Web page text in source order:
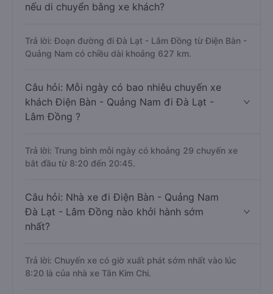
nếu di chuyển bằng xe khách?
Trả lời: Đoạn đường đi Đà Lạt - Lâm Đồng từ Điện Bàn -
Quảng Nam có chiều dài khoảng 627 km.
Câu hỏi: Mỗi ngày có bao nhiêu chuyến xe
khách Điện Bàn - Quảng Nam đi Đà Lạt -
Lâm Đồng ?
Trả lời: Trung bình mỗi ngày có khoảng 29 chuyến xe
bắt đầu từ 8:20 đến 20:45.
Câu hỏi: Nhà xe đi Điện Bàn - Quảng Nam
Đà Lạt - Lâm Đồng nào khởi hành sớm
nhất?
Trả lời: Chuyến xe có giờ xuất phát sớm nhất vào lúc
8:20 là của nhà xe Tân Kim Chi.